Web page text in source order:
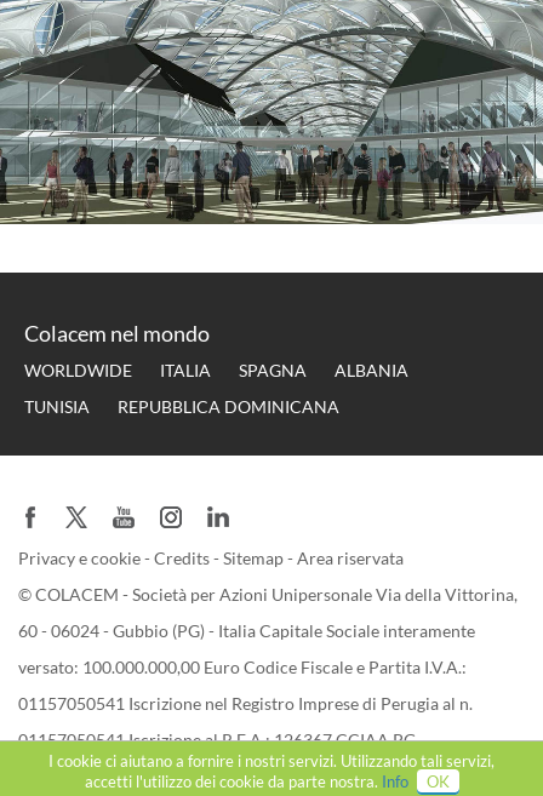
Colacem nel mondo
WORLDWIDE ITALIA SPAGNA
ALBANIA
TUNISIA
REPUBBLICA DOMINICANA
Privacy e cookie-Credits-Sitemap-Area riservata
© COLACEM - Società per Azioni Unipersonale Via della Vittorina,
60 - 06024 - Gubbio (PG) - Italia Capitale Sociale interamente
versato: 100.000.000,00 Euro Codice Fiscale e Partita I.V.A.:
01157050541 Iscrizione nel Registro Imprese di Perugia al n.
01157050541 Iscrizione al R.E.A.: 126367 CCIAA PG
I cookie ci aiutano a fornire i nostri servizi. Utilizzando tali servizi,
accetti l'utilizzo dei cookie da parte nostra. Info OK